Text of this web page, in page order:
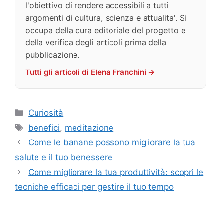
l'obiettivo di rendere accessibili a tutti
argomenti di cultura, scienza e attualita'. Si
occupa della cura editoriale del progetto e
della verifica degli articoli prima della
pubblicazione.
Tutti gli articoli di Elena Franchini →
Categorie
Curiosità
Tag
benefici, meditazione
Come le banane possono migliorare la tua
salute e il tuo benessere
Come migliorare la tua produttività: scopri le
tecniche efficaci per gestire il tuo tempo